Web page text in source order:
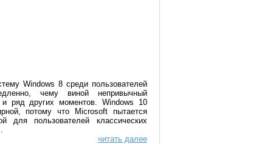
Windows 8 среди пользователей
чему виной непривычный
и ряд других моментов. Windows 10
потому что Microsoft пытается
для пользователей классических
читать далее